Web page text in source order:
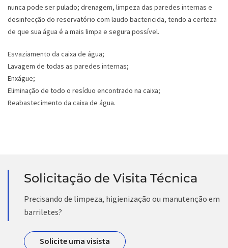
nunca pode ser pulado; drenagem, limpeza das paredes internas e
desinfecção do reservatório com laudo bactericida, tendo a certeza
de que sua água é a mais limpa e segura possível.
Esvaziamento da caixa de água;
Lavagem de todas as paredes internas;
Enxágue;
Eliminação de todo o resíduo encontrado na caixa;
Reabastecimento da caixa de água.
Solicitação de Visita Técnica
Precisando de limpeza, higienização ou manutenção em
barriletes?
Solicite uma visista